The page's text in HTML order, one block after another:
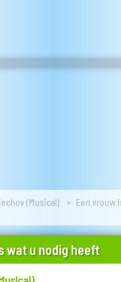
(Musical)
Een vrouw
wat u nodig heeft